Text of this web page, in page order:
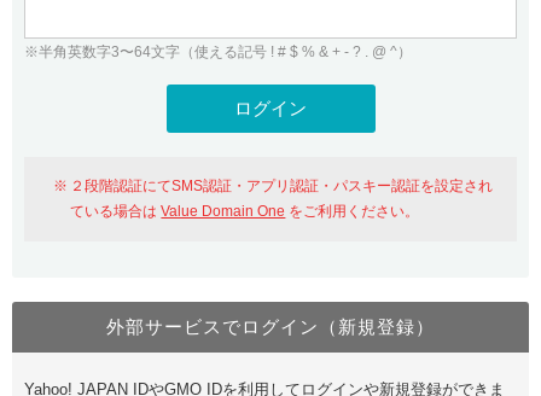
WHOIS検索
Value Domainにログイン
おすすめ One レンタルサーバーを含む最新の機能を使う方
Value Domain Oneにログイン
※半角英数字3〜64文字（使える記号 ! # $ % & + - ? . @ ^）
２段階認証にてSMS認証・アプリ認証・パスキー認証を設定され
ている場合はValue Domain One をご利用ください。
外部サービスでログイン（新規登録）
Yahoo! JAPAN IDやGMO IDを利用してログインや新規登録ができま